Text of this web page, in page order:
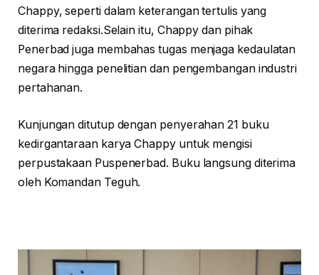
Chappy, seperti dalam keterangan tertulis yang
diterima redaksi.Selain itu, Chappy dan pihak
Penerbad juga membahas tugas menjaga kedaulatan
negara hingga penelitian dan pengembangan industri
pertahanan.
Kunjungan ditutup dengan penyerahan 21 buku
kedirgantaraan karya Chappy untuk mengisi
perpustakaan Puspenerbad. Buku langsung diterima
oleh Komandan Teguh.